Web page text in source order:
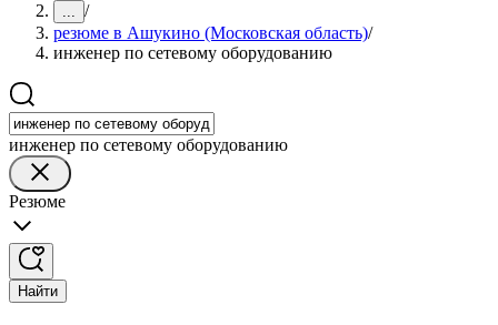
... /
резюме в Ашукино (Московская область)/
инженер по сетевому оборудованию
инженер по сетевому оборудованию
Резюме
Найти